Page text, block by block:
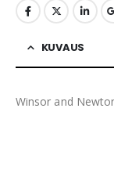
KUVAUS
Winsor and